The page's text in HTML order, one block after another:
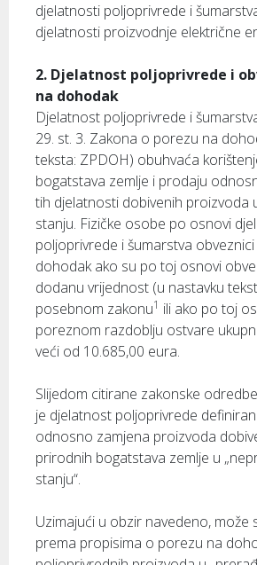
djelatnosti poljoprivrede i
djelatnosti proizvodnje električne
2. Djelatnost poljoprivrede i
na dohodak
Djelatnost poljoprivrede i
29. st. 3. Zakona o porezu na
teksta: ZPDOH) obuhvaća
bogatstava zemlje i prodaju
tih djelatnosti dobivenih proizvoda
stanju. Fizičke osobe po osnovi
poljoprivrede i šumarstva
dohodak ako su po toj osnovi
dodanu vrijednost (u nastavku
posebnom zakonu1 ili ako po toj
poreznom razdoblju ostvare
veći od 10.685,00 eura.
Slijedom citirane zakonske
je djelatnost poljoprivrede
odnosno zamjena proizvoda
prirodnih bogatstava zemlje u
stanju“.
Uzimajući u obzir navedeno, može
prema propisima o porezu na